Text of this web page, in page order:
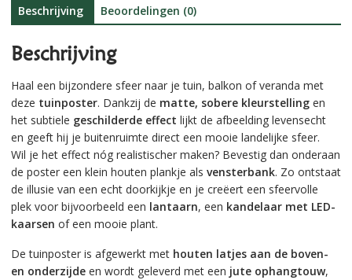
aantal
Beschrijving Beoordelingen (0)
Beschrijving
Haal een bijzondere sfeer naar je tuin, balkon of veranda met
deze tuinposter. Dankzij de matte, sobere kleurstellingen
het subtiele geschilderde effect lijkt de afbeelding levensecht
en geeft hij je buitenruimte direct een mooie landelijke sfeer.
Wil je het effect nóg realistischer maken? Bevestig dan onderaan
de poster een klein houten plankje als vensterbank. Zo ontstaat
de illusie van een echt doorkijkje en je creëert een sfeervolle
plek voor bijvoorbeeld een lantaarn, een kandelaar met LED-
kaarsen of een mooie plant.
De tuinposter is afgewerkt met houten latjes aan de boven-
en onderzijdeen wordt geleverd met een jute ophangtouw,